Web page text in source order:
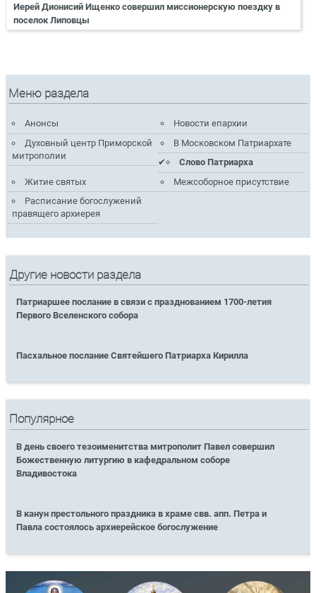
Иерей Дионисий Ищенко совершил миссионерскую поездку в
поселок Липовцы
Меню раздела
Анонсы
Новости епархии
Духовный центр Приморской
митрополии
В Московском Патриархате
Слово Патриарха
Житие святых
Межсоборное присутствие
Расписание богослужений
правящего архиерея
Другие новости раздела
Патриаршее послание в связи с празднованием 1700-летия
Первого Вселенского собора
Пасхальное послание Святейшего Патриарха Кирилла
Популярное
В день своего тезоименитства митрополит Павел совершил
Божественную литургию в кафедральном соборе
Владивостока
В канун престольного праздника в храме свв. апп. Петра и
Павла состоялось архиерейское богослужение